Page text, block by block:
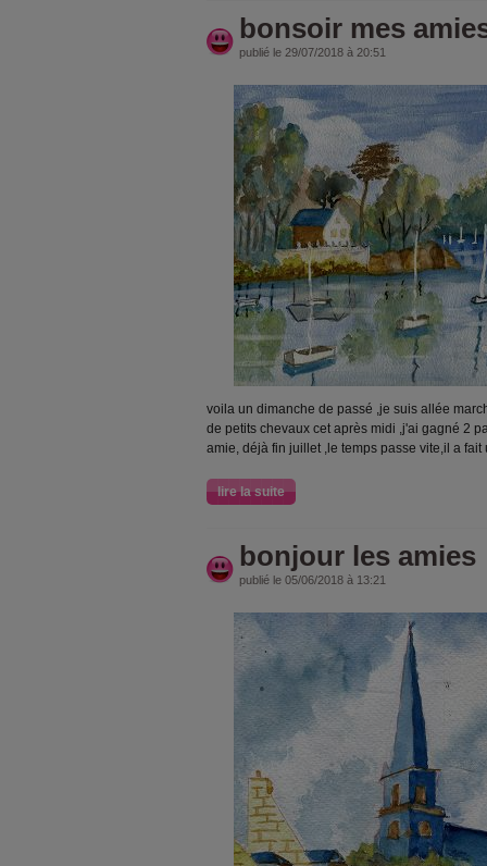
bonsoir mes
publié le 29/07/2018 à 20:51
voila un dimanche de passé ,je suis allée
de petits chevaux cet après midi ,j'ai gagné 2
amie, déjà fin juillet ,le temps passe vite,il a
lire la suite
bonjour les amies
publié le 05/06/2018 à 13:21